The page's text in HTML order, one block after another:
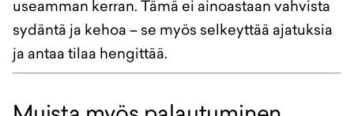
useamman kerran. Tämä ei ainoastaan vahvista
sydäntä ja kehoa – se myös selkeyttää ajatuksia
ja antaa tilaa hengittää.